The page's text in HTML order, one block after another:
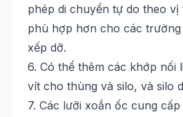
phép di chuyển tự do theo
phù hợp hơn cho các
xếp dỡ.
6. Có thể thêm các khớp nối
vít cho thùng và silo, và silo
7. Các lưỡi xoắn ốc cung